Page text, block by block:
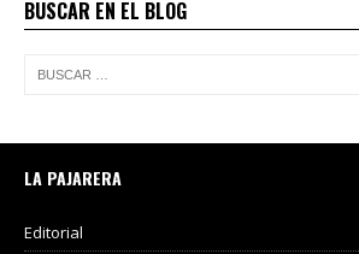
BUSCAR EN EL BLOG
LA PAJARERA
Editorial